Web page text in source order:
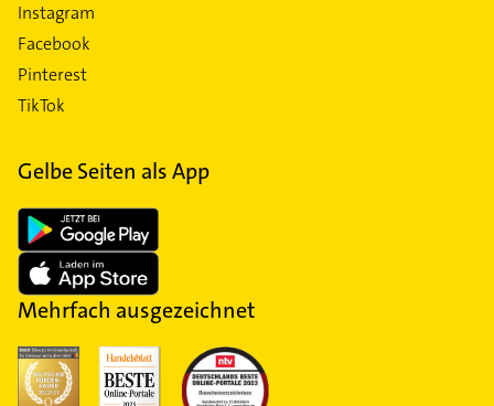
Instagram
Facebook
Pinterest
TikTok
Gelbe Seiten als App
Mehrfach ausgezeichnet